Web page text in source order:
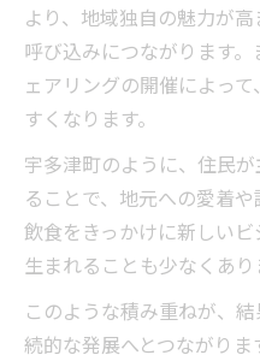
より、地域独自の魅力が
呼び込みにつながります
ェアリングの開催によっ
すくなります。
宇多津町のように、住民
ることで、地元への愛着や
飲食をきっかけに新しい
生まれることも少なくあり
このような積み重ねが、
続的な発展へとつながり